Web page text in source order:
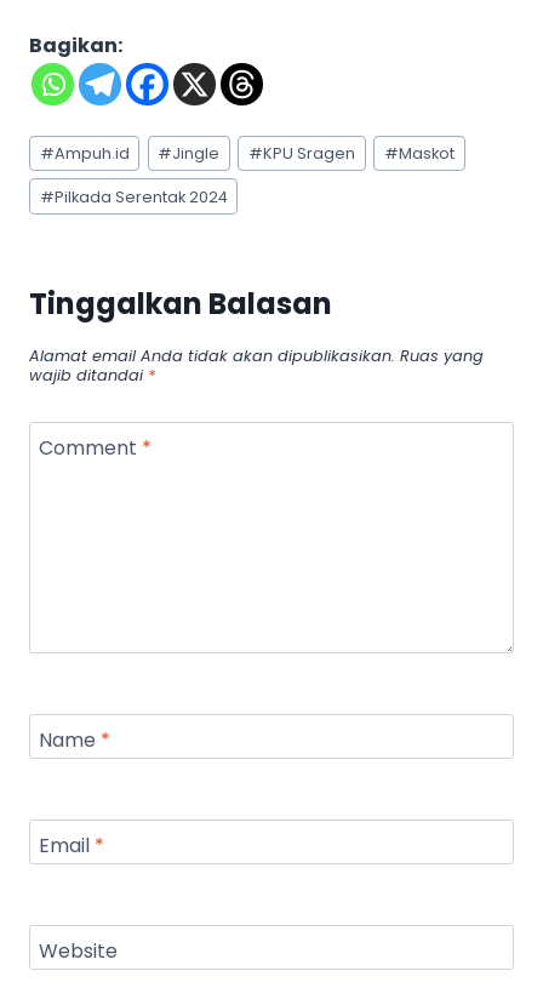
Bagikan:
Post
Tags:
#Ampuh.id #Jingle #KPU Sragen #Maskot
#Pilkada Serentak 2024
Tinggalkan Balasan
Alamat email Anda tidak akan dipublikasikan. Ruas yang
wajib ditandai *
Comment *
Name *
Email *
Website